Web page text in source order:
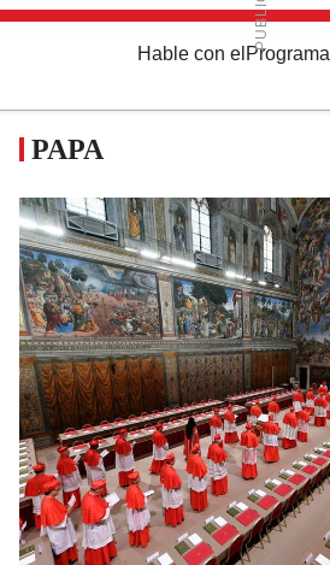
Hable con el Programa
PAPA